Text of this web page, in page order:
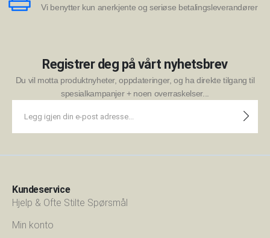
Vi benytter kun anerkjente og seriøse betalingsleverandører
Registrer deg på vårt nyhetsbrev
Du vil motta produktnyheter, oppdateringer, og ha direkte tilgang til
spesialkampanjer + noen overraskelser...
Kundeservice
Hjelp & Ofte Stilte Spørsmål
Min konto